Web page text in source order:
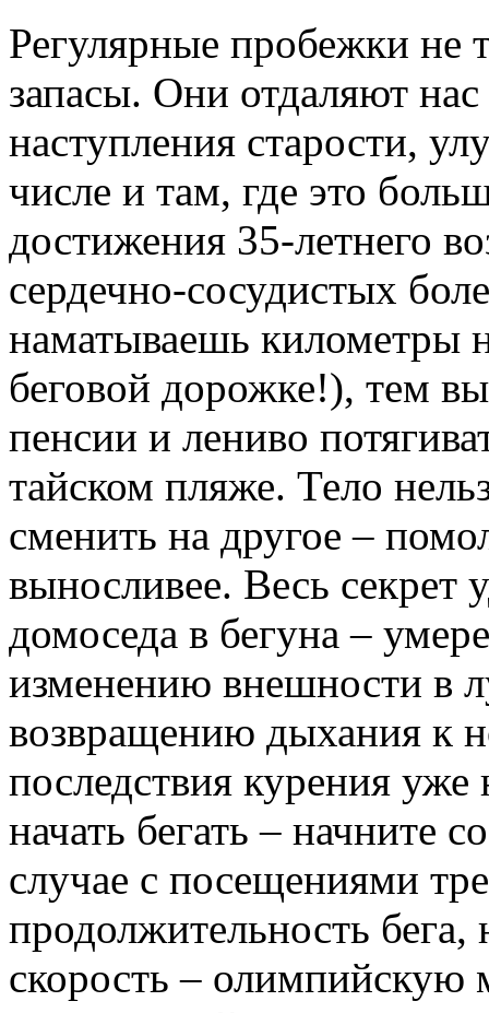
Регулярные пробежки не
запасы. Они отдаляют
наступления старости,
числе и там, где это
достижения 35-летнего
сердечно-сосудистых
наматываешь километры
беговой дорожке!), тем
пенсии и лениво
тайском пляже. Тело
сменить на другое –
выносливее. Весь секрет
домоседа в бегуна –
изменению внешности в
возвращению дыхания к
последствия курения уже
начать бегать – начните
случае с посещениями
продолжительность бега,
скорость – олимпийскую